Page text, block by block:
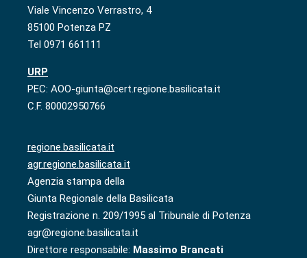
Viale Vincenzo Verrastro, 4
85100 Potenza PZ
Tel 0971 661111
URP
PEC: AOO-giunta@cert.regione.basilicata.it
C.F. 80002950766
regione.basilicata.it
agr.regione.basilicata.it
Agenzia stampa della
Giunta Regionale della Basilicata
Registrazione n. 209/1995 al Tribunale di Potenza
agr@regione.basilicata.it
Direttore responsabile: Massimo Brancati